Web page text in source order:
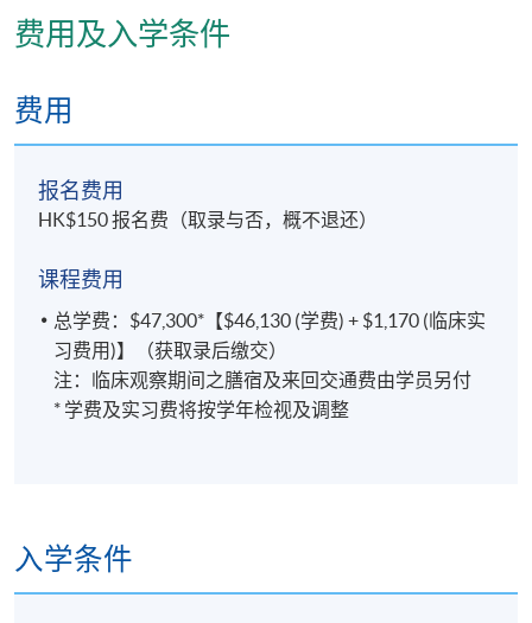
费用及入学条件
费用
报名费用
HK$150 报名费（取录与否，概不退还）
课程费用
总学费：$47,300*【$46,130 (学费) + $1,170 (临床实
习费用)】（获取录后缴交）
注：临床观察期间之膳宿及来回交通费由学员另付
* 学费及实习费将按学年检视及调整
入学条件